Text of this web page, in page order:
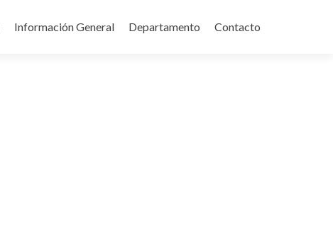
Información General Departamento Contacto